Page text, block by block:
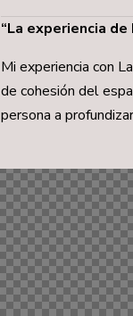
“La experiencia
Mi experiencia con
de cohesión del
persona a